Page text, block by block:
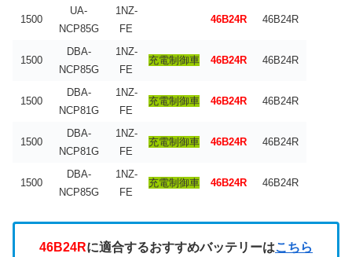
1500
UA-
NCP85G
1NZ-
FE
46B24R 46B24R
1500
DBA-
NCP85G
1NZ-
FE
充電制御車 46B24R 46B24R
1500
DBA-
NCP81G
1NZ-
FE
充電制御車 46B24R 46B24R
1500
DBA-
NCP81G
1NZ-
FE
充電制御車 46B24R 46B24R
1500
DBA-
NCP85G
1NZ-
FE
充電制御車 46B24R 46B24R
46B24Rに適合するおすすめバッテリーはこちら